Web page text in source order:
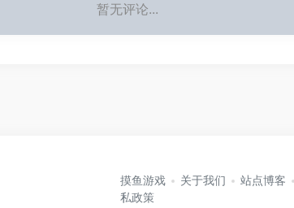
暂无评论...
摸鱼游戏 关于我们 站点博客
私政策